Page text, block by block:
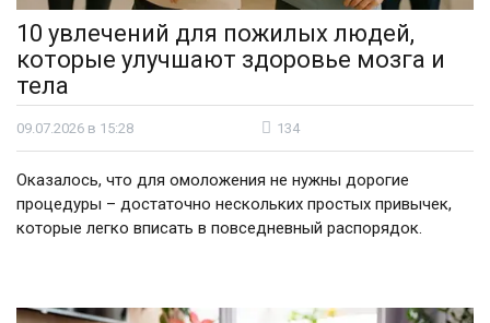
10 увлечений для пожилых людей,
которые улучшают здоровье мозга и
тела
09.07.2026 в 15:28 134
Оказалось, что для омоложения не нужны дорогие
процедуры – достаточно нескольких простых привычек,
которые легко вписать в повседневный распорядок.